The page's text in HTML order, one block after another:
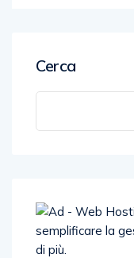
Cerca